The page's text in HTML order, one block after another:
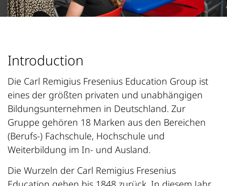
Introduction
Die Carl Remigius Fresenius Education Group ist
eines der größten privaten und unabhängigen
Bildungsunternehmen in Deutschland. Zur
Gruppe gehören 18 Marken aus den Bereichen
(Berufs-) Fachschule, Hochschule und
Weiterbildung im In- und Ausland.
Die Wurzeln der Carl Remigius Fresenius